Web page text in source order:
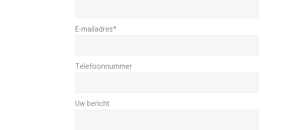
E-mailadres*
Telefoonnummer
Uw bericht